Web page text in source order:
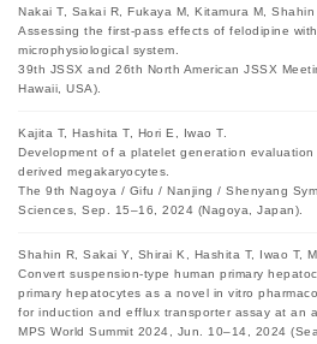
Nakai T, Sakai R, Fukaya M, Kitamura M,
Assessing the first-pass effects of felodipine
microphysiological system.
39th JSSX and 26th North American JSSX
Hawaii, USA).
Kajita T, Hashita T, Hori E, Iwao T.
Development of a platelet generation
derived megakaryocytes.
The 9th Nagoya / Gifu / Nanjing / Shenyang
Sciences, Sep. 15–16, 2024 (Nagoya, Japan).
Shahin R, Sakai Y, Shirai K, Hashita T, Iwao T,
Convert suspension-type human primary
primary hepatocytes as a novel in vitro
for induction and efflux transporter assay at an
MPS World Summit 2024, Jun. 10–14, 2024